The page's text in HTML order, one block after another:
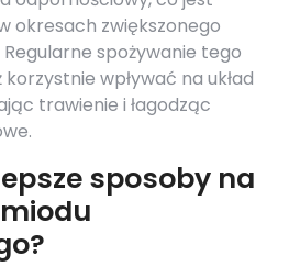
okresach zwiększonego
spożywanie tego
wpływać na układ
trawienie i łagodząc
sposoby na